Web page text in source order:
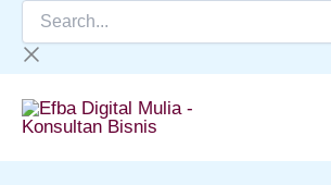
Lewati
konten